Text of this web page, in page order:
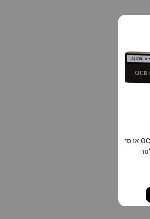
OCB Black Small+Filter או סי